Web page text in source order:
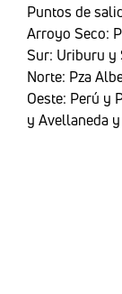
Puntos de
Arroyo Seco:
Sur: Uriburu y
Norte: Pza
Oeste: Perú y
y Avellaneda